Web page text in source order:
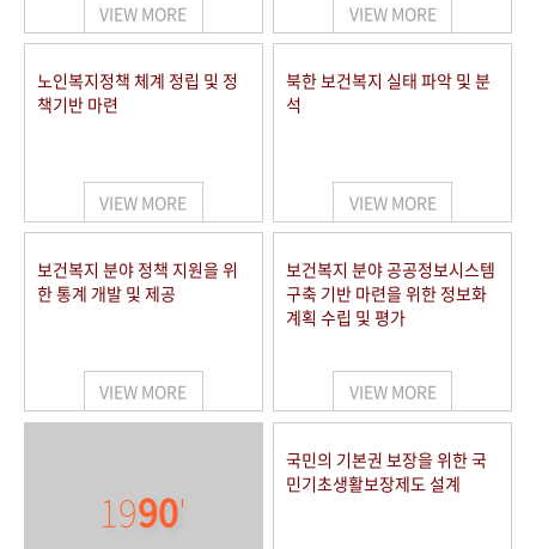
VIEW MORE VIEW MORE
노인복지정책 체계 정립 및 정
책기반 마련
VIEW MORE
북한 보건복지 실태 파악 및 분
석
VIEW MORE
보건복지 분야 정책 지원을 위
한 통계 개발 및 제공
VIEW MORE
보건복지 분야 공공정보시스템
구축 기반 마련을 위한 정보화
계획 수립 및 평가
VIEW MORE
1990'
국민의 기본권 보장을 위한 국
민기초생활보장제도 설계